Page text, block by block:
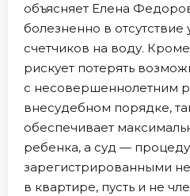
объясняет Елена
болезненно в отсутствие
счетчиков на воду.
рискует потерять
с несовершеннолетним
внесудебном порядке,
обеспечивает
ребенка, а суд —
зарегистрированными
в квартире, пусть и не